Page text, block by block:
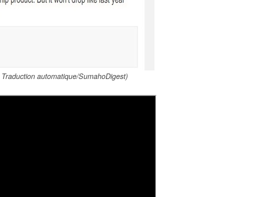
automatique/SumahoDigest)